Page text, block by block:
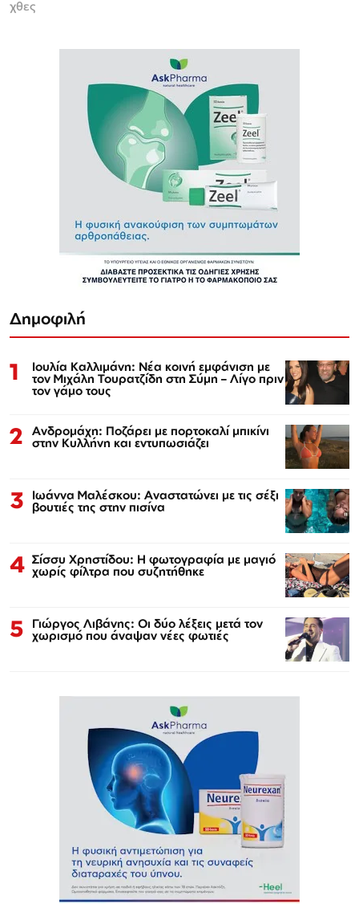
χθες
Δημοφιλή
1 Ιουλία Καλλιμάνη: Νέα κοινή εμφάνιση με
τον Μιχάλη Τουρατζίδη στη Σύμη – Λίγο πριν
τον γάμο τους
2 Ανδρομάχη: Ποζάρει με πορτοκαλί μπικίνι
στην Κυλλήνη και εντυπωσιάζει
3 Ιωάννα Μαλέσκου: Αναστατώνει με τις σέξι
βουτιές της στην πισίνα
4 Σίσσυ Χρηστίδου: Η φωτογραφία με μαγιό
χωρίς φίλτρα που συζητήθηκε
5 Γιώργος Λιβάνης: Οι δύο λέξεις μετά τον
χωρισμό που άναψαν νέες φωτιές